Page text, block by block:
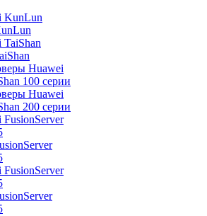
Huawei
100 серии
Huawei
200 серии